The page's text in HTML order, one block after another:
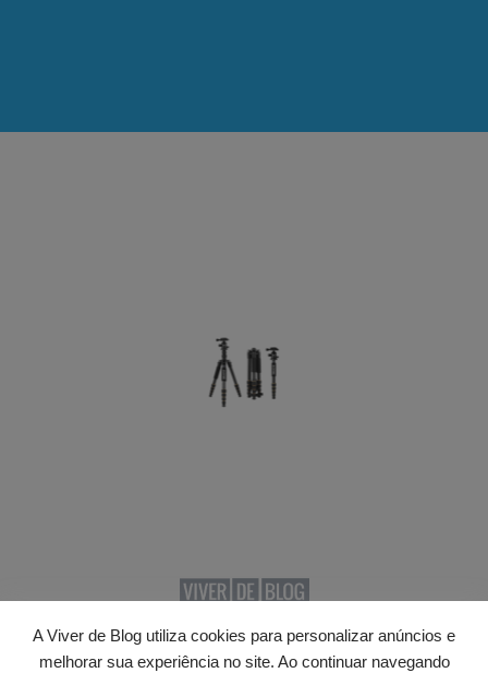
A Viver de Blog utiliza cookies para personalizar anúncios e
melhorar sua experiência no site. Ao continuar navegando
© 2026 · Viver de Blog. Todos os direitos reservados.